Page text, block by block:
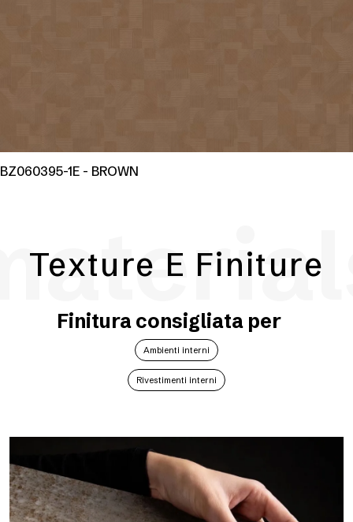
BZ060395-1E - BROWN
Texture E Finiture
Finitura consigliata per
Ambienti interni
Rivestimenti interni